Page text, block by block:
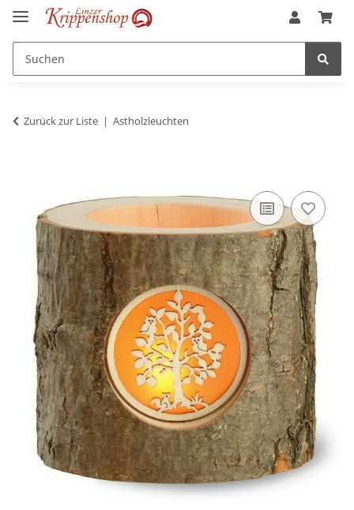
Zurück zur Liste Astholzleuchten